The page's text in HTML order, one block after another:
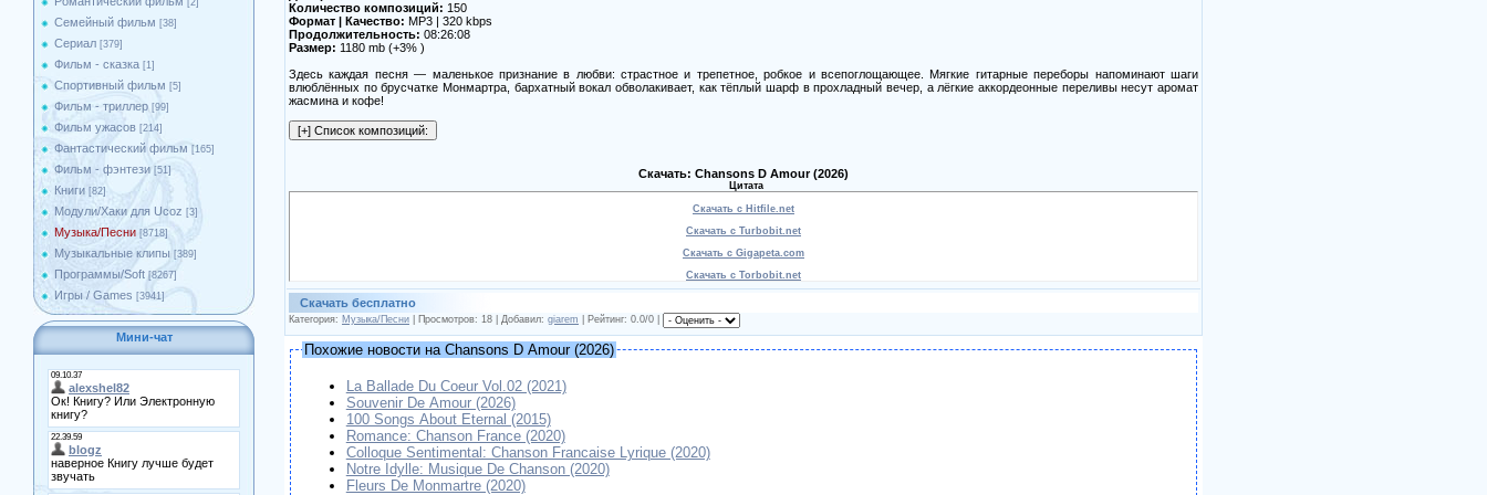
[2]
Семейный фильм [38]
Сериал [379]
Фильм - сказка [1]
Спортивный фильм [5]
Фильм - триллер [99]
Фильм ужасов [214]
Фантастический фильм [165]
Фильм - фэнтези [51]
Книги [82]
Модули/Хаки для Ucoz [3]
Музыка/Песни [8718]
Музыкальные клипы [389]
Программы/Soft [8267]
Игры / Games [3941]
Мини-чат
Количество композиций: 150
Формат | Качество: MP3 | 320 kbps
Продолжительность: 08:26:08
Размер: 1180 mb (+3% )
Здесь каждая песня — маленькое признание в любви: страстное и трепетное, робкое и всепоглощающее. Мягкие гитарные переборы напоминают шаги
влюблённых по брусчатке Монмартра, бархатный вокал обволакивает, как тёплый шарф в прохладный вечер, а лёгкие аккордеонные переливы несут аромат
жасмина и кофе!
Скачать: Chansons D Amour (2026)
Цитата
Скачать с Hitfile.net
Скачать с Turbobit.net
Скачать с Gigapeta.com
Скачать с Torbobit.net
Скачать бесплатно
Категория: Музыка/Песни | Просмотров: 18 | Добавил: giarem | Рейтинг: 0.0/0 |
Похожие новости на Chansons D Amour (2026)
La Ballade Du Coeur Vol.02 (2021)
Souvenir De Amour (2026)
100 Songs About Eternal (2015)
Romance: Chanson France (2020)
Colloque Sentimental: Chanson Francaise Lyrique (2020)
Notre Idylle: Musique De Chanson (2020)
Fleurs De Monmartre (2020)